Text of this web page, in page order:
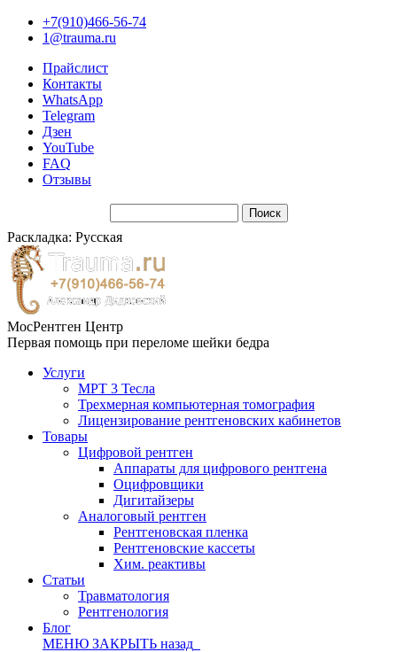
+7(910)466-56-74
1@trauma.ru
Прайслист
Контакты
WhatsApp
Telegram
Дзен
YouTube
FAQ
Отзывы
Раскладка: Русская
МосРентген Центр
Первая помощь при переломе шейки бедра
Услуги
МРТ 3 Тесла
Трехмерная компьютерная томография
Лицензирование рентгеновских кабинетов
Товары
Цифровой рентген
Аппараты для цифрового рентгена
Оцифровщики
Дигитайзеры
Аналоговый рентген
Рентгеновская пленка
Рентгеновские кассеты
Хим. реактивы
Статьи
Травматология
Рентгенология
Блог
МЕНЮ ЗАКРЫТЬ назад